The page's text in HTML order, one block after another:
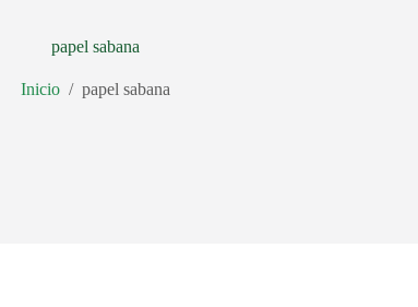
papel sabana
Inicio / papel sabana